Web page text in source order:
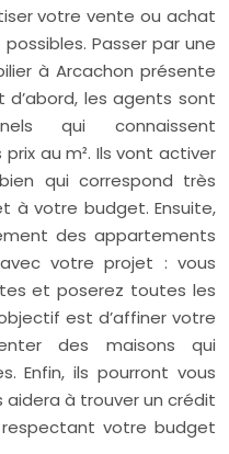
votre vente ou achat
Passer par une
à Arcachon présente
les agents sont
qui connaissent
au m². Ils vont activer
qui correspond très
votre budget. Ensuite,
des appartements
votre projet : vous
et poserez toutes les
est d’affiner votre
des maisons qui
Enfin, ils pourront vous
aidera à trouver un crédit
votre budget